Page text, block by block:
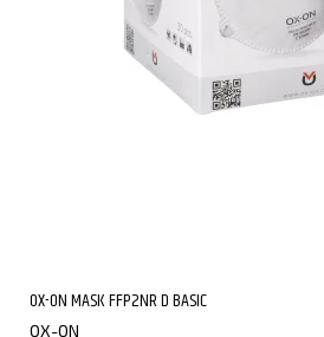
OX-ON MASK FFP2NR D BASIC
OX-ON